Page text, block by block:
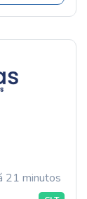
21 minutos